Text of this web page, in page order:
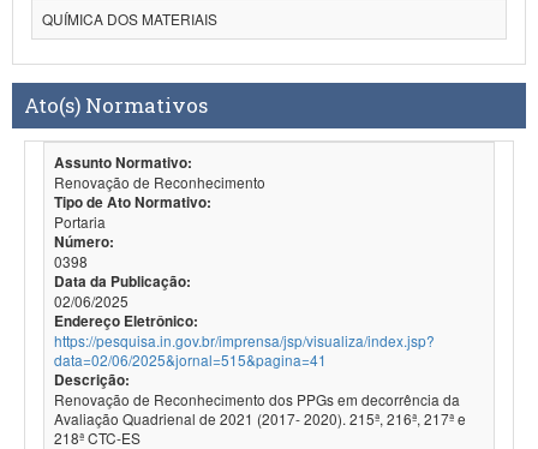
QUÍMICA DOS MATERIAIS
Ato(s) Normativos
Assunto Normativo:
Renovação de Reconhecimento
Tipo de Ato Normativo:
Portaria
Número:
0398
Data da Publicação:
02/06/2025
Endereço Eletrônico:
https://pesquisa.in.gov.br/imprensa/jsp/visualiza/index.jsp?
data=02/06/2025&jornal=515&pagina=41
Descrição:
Renovação de Reconhecimento dos PPGs em decorrência da
Avaliação Quadrienal de 2021 (2017- 2020). 215ª, 216ª, 217ª e
218ª CTC-ES